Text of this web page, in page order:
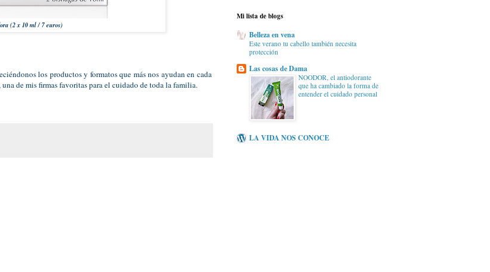
(2 x 10 ml / 7 euros)
los productos y formatos que más nos ayudan en cada
de mis firmas favoritas para el cuidado de toda la familia.
Mi lista de blogs
Belleza en vena
Este verano tu cabello también necesita
protección
Las cosas de Dama
NOODOR, el antiodorante
que ha cambiado la forma de
entender el cuidado personal
LA VIDA NOS CONOCE